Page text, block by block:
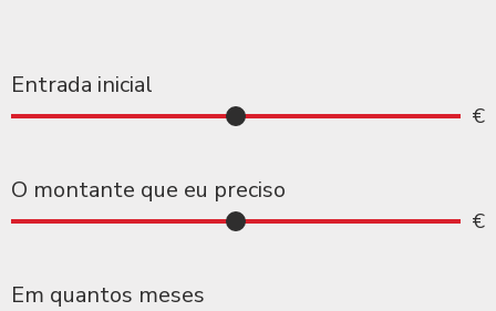
Entrada inicial
€
O montante que eu preciso
€
Em quantos meses